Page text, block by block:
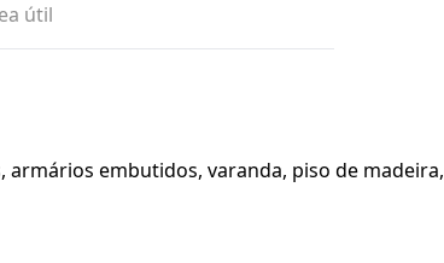
útil
embutidos, varanda, piso de madeira,